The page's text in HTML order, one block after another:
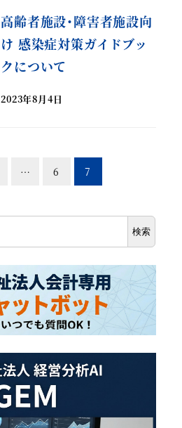
高齢者施設･障害者施設向
け 感染症対策ガイドブッ
クについて
2023年8月4日
… 6 7
検索